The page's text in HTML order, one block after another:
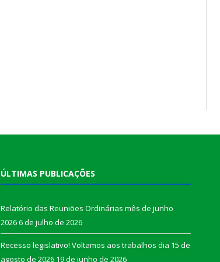
ÚLTIMAS PUBLICAÇÕES
Relatório das Reuniões Ordinárias mês de junho
20266 de julho de 2026
Recesso legislativo! Voltamos aos trabalhos dia 15 de
agosto de 2026 19 de junho de 2026